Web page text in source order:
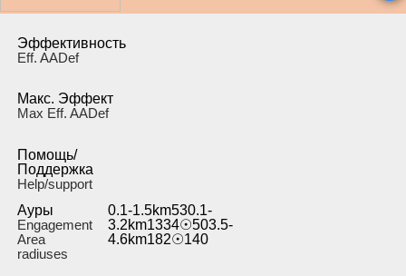
Эффективность
Eff. AADef
Макс. Эффект
Max Eff. AADef
Помощь/
Поддержка
Help/support
Ауры
Engagement
Area
radiuses
0.1-1.5km530.1-
3.2km1334☉503.5-
4.6km182☉140